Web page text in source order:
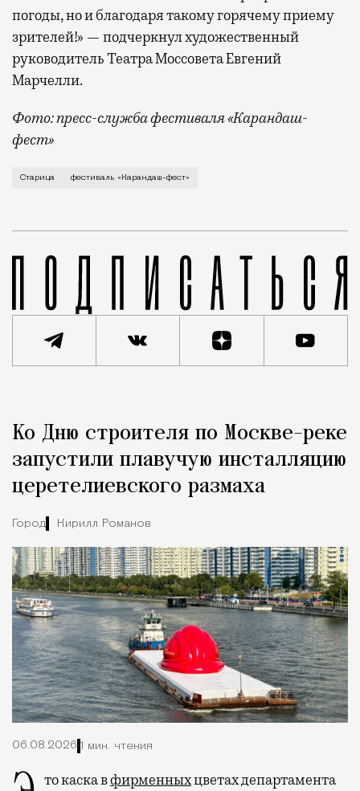
погоды, но и благодаря такому горячему приему
зрителей!» — подчеркнул художественный
руководитель Театра Моссовета Евгений
Марчелли.
Фото: пресс-служба фестиваля «Карандаш-
фест»
В минувший уикенд маленькая Старица в
Старица фестиваль «Карандаш-фест»
Город
Ко Дню строителя по Москве-реке
запустили плавучую инсталляцию
церетелиевского размаха
Город Кирилл Романов
06.08.2026 1 мин. чтения
Это каска вфирменныхцветах департамента